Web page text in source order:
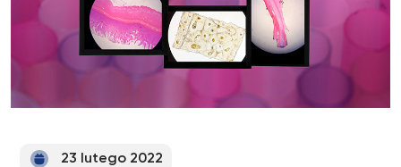
23 lutego 2022